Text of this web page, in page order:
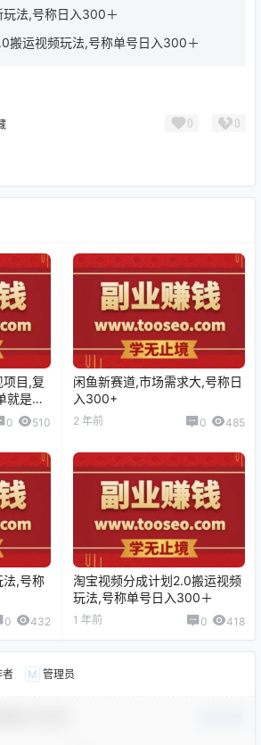
法,号称日入300＋
搬运视频玩法,号称单号日入300＋
0 0
目,复
就是赚
0 510
闲鱼新赛道,市场需求大,号称日
入300+
2 年前 0 485
法,号称
0 432
淘宝视频分成计划2.0搬运视频
玩法,号称单号日入300＋
1 年前 0 418
者 M 管理员